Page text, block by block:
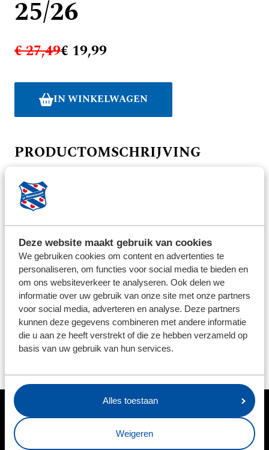
Deze website maakt gebruik van cookies
We gebruiken cookies om content en advertenties te
personaliseren, om functies voor social media te bieden en
om ons websiteverkeer te analyseren. Ook delen we
informatie over uw gebruik van onze site met onze partners
voor social media, adverteren en analyse. Deze partners
kunnen deze gegevens combineren met andere informatie
die u aan ze heeft verstrekt of die ze hebben verzameld op
basis van uw gebruik van hun services.
Alles toestaan
Weigeren
25/26
€ 27,49€ 19,99
IN WINKELWAGEN
PRODUCTOMSCHRIJVING
Met de sc Heerenveen uitbal ben jij de baas op het
pleintje of op het voetbalveld! We hebben deze bal
ook in een
BEZORG INFORMATIE
We streven ernaar om de bestelde producten binnen 5
werkdagen op te sturen. Uitzonderingen zijn per
product aangegeven. Voor het retourneren van
artikelen kunt u contact opnemen via: feanstore@sc-
heerenveen.nl, vermeld altijd uw ordernummer in de
mail. Let op; Bedrukte en afgeprijsde artikelen mogen
niet worden geruild.
HOOFDSPONSOR